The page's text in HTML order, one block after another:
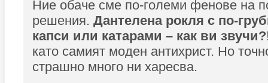
Ние обаче сме по-големи фенове на
решения. Дантелена рокля с по-
капси или катарами – как ви звучи?
като самият моден антихрист. Но
страшно много ни харесва.